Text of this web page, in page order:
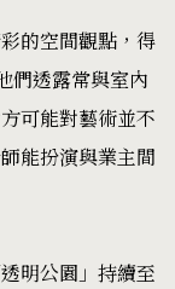
的空間觀點，得
們透露常與室內
可能對藝術並不
能扮演與業主間
明公園」持續至